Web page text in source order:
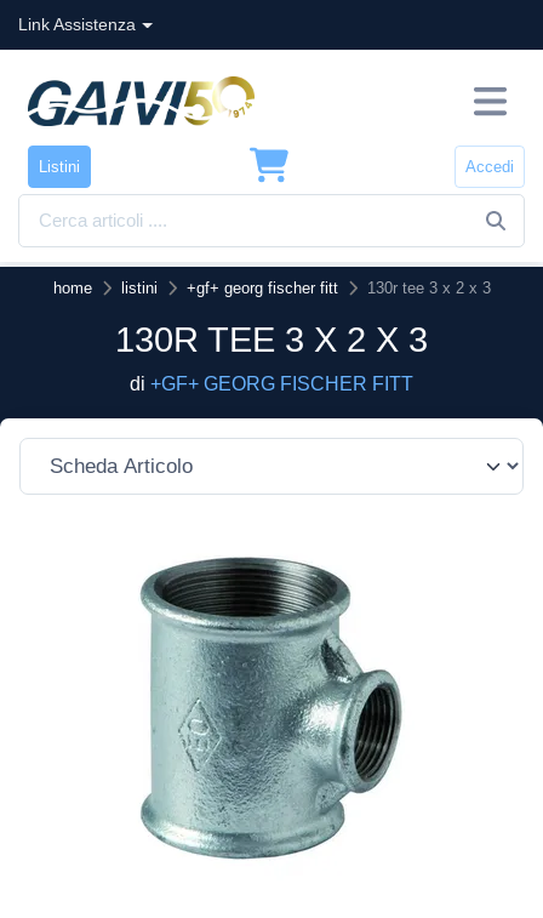
Link Assistenza
Listini Accedi
home listini +gf+ georg fischer fitt 130r tee 3 x 2 x 3
130R TEE 3 X 2 X 3
di +GF+ GEORG FISCHER FITT